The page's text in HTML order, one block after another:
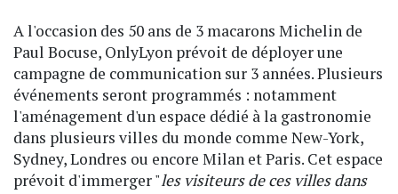
A l'occasion des 50 ans de 3 macarons Michelin de
Paul Bocuse, OnlyLyon prévoit de déployer une
campagne de communication sur 3 années. Plusieurs
événements seront programmés : notamment
l'aménagement d'un espace dédié à la gastronomie
dans plusieurs villes du monde comme New-York,
Sydney, Londres ou encore Milan et Paris. Cet espace
prévoit d'immerger "les visiteurs de ces villes dans